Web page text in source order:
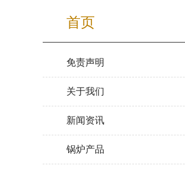
首页
免责声明
关于我们
新闻资讯
锅炉产品